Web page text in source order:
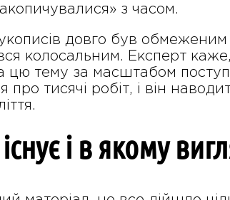
з часом.
довго був
колосальним. Експерт
тему за масштабом
про тисячі робіт, і він
і в якому